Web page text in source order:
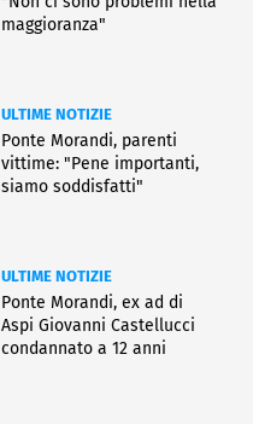
maggioranza"
ULTIME NOTIZIE
Ponte Morandi, parenti
vittime: "Pene importanti,
siamo soddisfatti"
ULTIME NOTIZIE
Ponte Morandi, ex ad di
Aspi Giovanni Castellucci
condannato a 12 anni